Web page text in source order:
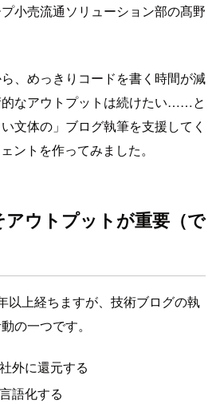
小売流通ソリューション部の髙野
、めっきりコードを書く時間が減
的なアウトプットは続けたい……と
文体の」ブログ執筆を支援してく
ントを作ってみました。
ウトプットが重要（で
以上経ちますが、技術ブログの執
の一つです。
外に還元する
語化する